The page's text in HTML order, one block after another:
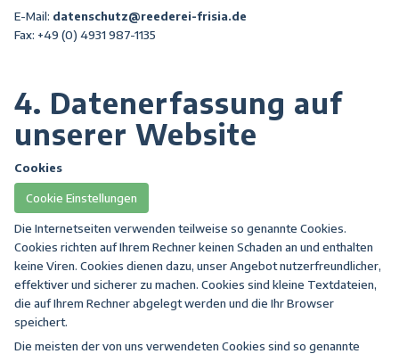
E-Mail: datenschutz@reederei-frisia.de
Fax: +49 (0) 4931 987-1135
4. Datenerfassung auf
unserer Website
Cookies
Cookie Einstellungen
Die Internetseiten verwenden teilweise so genannte Cookies.
Cookies richten auf Ihrem Rechner keinen Schaden an und enthalten
keine Viren. Cookies dienen dazu, unser Angebot nutzerfreundlicher,
effektiver und sicherer zu machen. Cookies sind kleine Textdateien,
die auf Ihrem Rechner abgelegt werden und die Ihr Browser
speichert.
Die meisten der von uns verwendeten Cookies sind so genannte